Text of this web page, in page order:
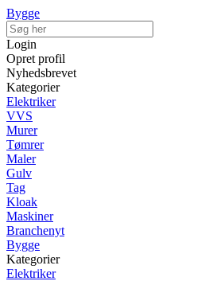
Bygge
Login
Opret profil
Nyhedsbrevet
Kategorier
Elektriker
VVS
Murer
Tømrer
Maler
Gulv
Tag
Kloak
Maskiner
Branchenyt
Bygge
Kategorier
Elektriker